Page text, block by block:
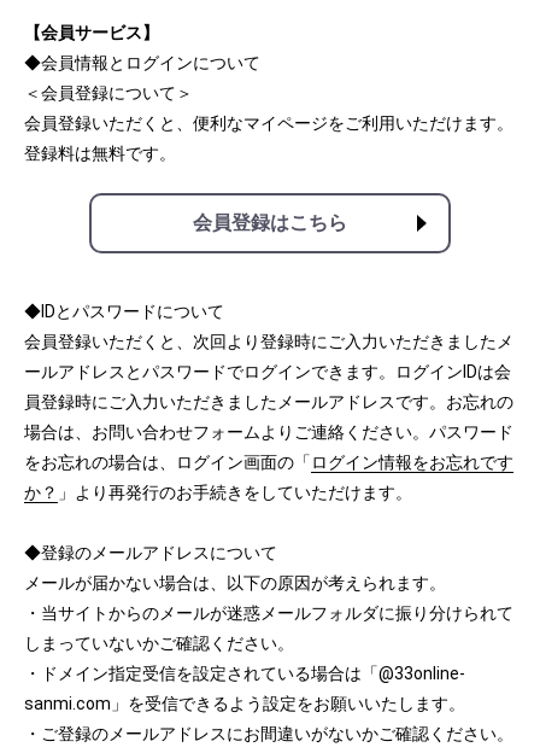
【会員サービス】
◆会員情報とログインについて
＜会員登録について＞
会員登録いただくと、便利なマイページをご利用いただけます。
登録料は無料です。
会員登録はこちら
◆IDとパスワードについて
会員登録いただくと、次回より登録時にご入力いただきましたメ
ールアドレスとパスワードでログインできます。ログインIDは会
員登録時にご入力いただきましたメールアドレスです。お忘れの
場合は、お問い合わせフォームよりご連絡ください。パスワード
をお忘れの場合は、ログイン画面の「 ログイン情報をお忘れです
か？ 」より再発行のお手続きをしていただけます。
◆登録のメールアドレスについて
メールが届かない場合は、以下の原因が考えられます。
・当サイトからのメールが迷惑メールフォルダに振り分けられて
しまっていないかご確認ください。
・ドメイン指定受信を設定されている場合は「@33online-
sanmi.com」を受信できるよう設定をお願いいたします。
・ご登録のメールアドレスにお間違いがないかご確認ください。